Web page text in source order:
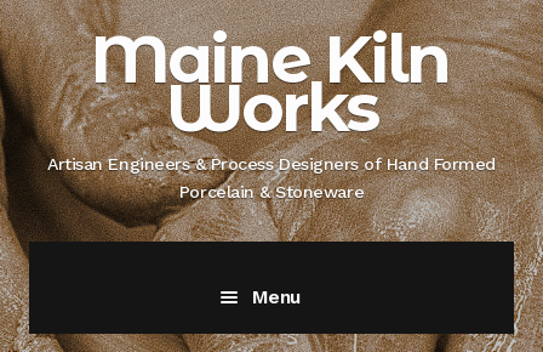
Skip
to
navigation
Skip
to
contentMaine Kiln
Works
Artisan Engineers & Process Designers of Hand Formed
Porcelain & Stoneware
Menu